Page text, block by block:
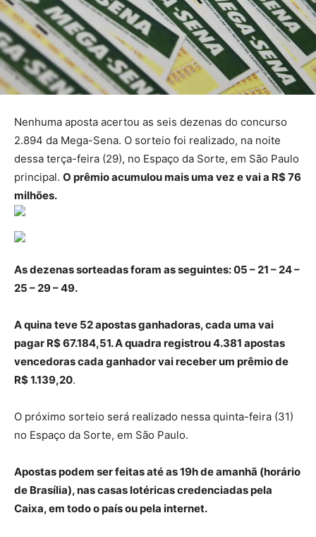
Nenhuma aposta acertou as seis dezenas do concurso
2.894 da Mega-Sena. O sorteio foi realizado, na noite
dessa terça-feira (29), no Espaço da Sorte, em São Paulo
principal. O prêmio acumulou mais uma vez e vai a R$ 76
milhões.
As dezenas sorteadas foram as seguintes: 05 – 21 – 24 –
25 – 29 – 49.
A quina teve 52 apostas ganhadoras, cada uma vai
pagar R$ 67.184,51. A quadra registrou 4.381 apostas
vencedoras cada ganhador vai receber um prêmio de
R$ 1.139,20.
O próximo sorteio será realizado nessa quinta-feira (31)
no Espaço da Sorte, em São Paulo.
Apostas podem ser feitas até as 19h de amanhã (horário
de Brasília), nas casas lotéricas credenciadas pela
Caixa, em todo o país ou pela internet.